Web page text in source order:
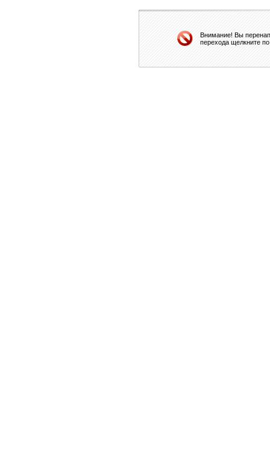
Внимание! Вы
перехода щелкните